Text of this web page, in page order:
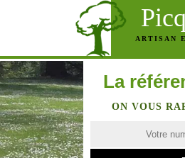
ARTISAN
La
ON VOUS